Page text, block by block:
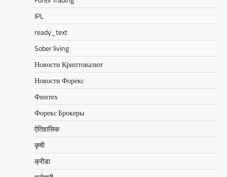
IPL
ready_text
Sober living
Новости Криптовалют
Новости Форекс
Финтех
Форекс Брокеры
ऐतिहासिक
कृषी
क्रीडा